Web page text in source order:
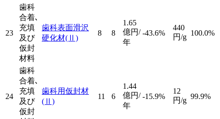
23
歯科
合着､
充填
及び
仮封
材料
歯科表面滑沢
硬化材(Ⅱ)
8 8
1.65
億円/
年
-43.6%
440
円/g 100.0%
24
歯科
合着､
充填
及び
仮封
歯科用仮封材
(Ⅱ)
11 6
1.44
億円/
年
-15.9%
12
円/g 99.9%